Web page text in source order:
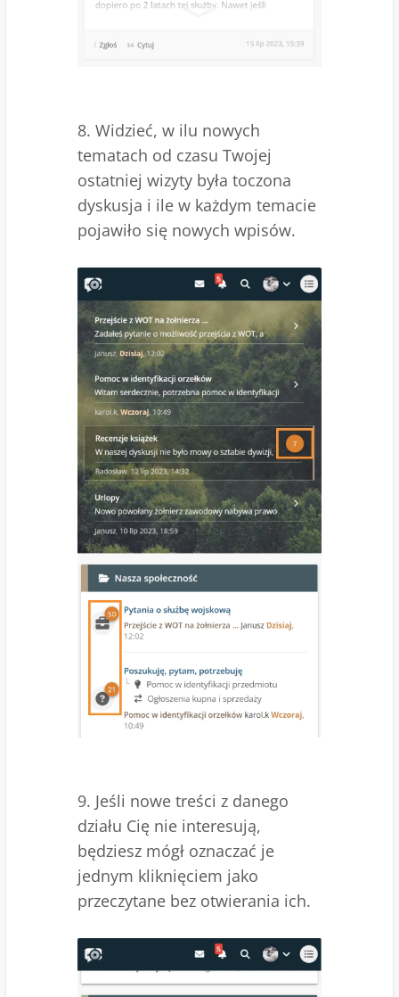
8. Widzieć, w ilu nowych
tematach od czasu Twojej
ostatniej wizyty była toczona
dyskusja i ile w każdym temacie
pojawiło się nowych wpisów.
9. Jeśli nowe treści z danego
działu Cię nie interesują,
będziesz mógł oznaczać je
jednym kliknięciem jako
przeczytane bez otwierania ich.